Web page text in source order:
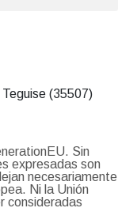
(35507)
Sin
expresadas son
necesariamente
Ni la Unión
consideradas